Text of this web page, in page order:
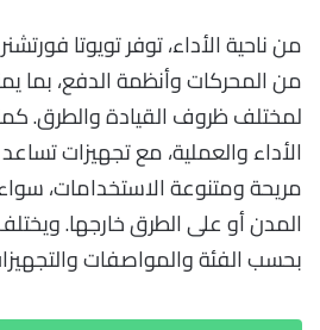
من المحركات وأنظمة الدفع، بما
لمختلف ظروف القيادة والطرق.
الأداء والعملية، مع تجهيزات
مريحة ومتنوعة الاستخدامات، سواء
بحسب الفئة والمواصفات